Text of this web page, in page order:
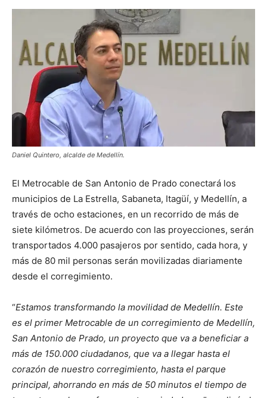
Daniel Quintero, alcalde de Medellín.
El Metrocable de San Antonio de Prado conectará los
municipios de La Estrella, Sabaneta, Itagüí, y Medellín, a
través de ocho estaciones, en un recorrido de más de
siete kilómetros. De acuerdo con las proyecciones, serán
transportados 4.000 pasajeros por sentido, cada hora, y
más de 80 mil personas serán movilizadas diariamente
desde el corregimiento.
“Estamos transformando la movilidad de Medellín. Este
es el primer Metrocable de un corregimiento de Medellín,
San Antonio de Prado, un proyecto que va a beneficiar a
más de 150.000 ciudadanos, que va a llegar hasta el
corazón de nuestro corregimiento, hasta el parque
principal, ahorrando en más de 50 minutos el tiempo de